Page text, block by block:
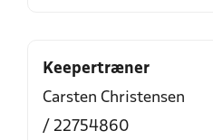
Keepertræner
Carsten Christensen
/ 22754860